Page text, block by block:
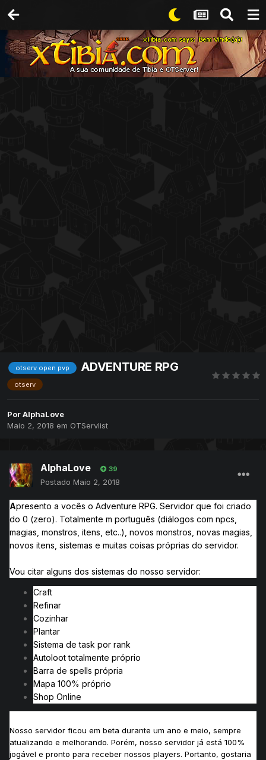
otserv open pvp ADVENTURE RPG
otserv
PorAlphaLove
Maio 2, 2018 em OTServlist
AlphaLove 39
Postado Maio 2, 2018
Apresento a vocês o Adventure RPG. Servidor que foi criado
do 0 (zero). Totalmente m português (diálogos com npcs,
magias, monstros, itens, etc..), novos monstros, novas magias,
novos itens, sistemas e muitas coisas próprias do servidor.
Vou citar alguns dos sistemas do nosso servidor:
Craft
Refinar
Cozinhar
Plantar
Sistema de task por rank
Autoloot totalmente próprio
Barra de spells própria
Mapa 100% próprio
Shop Online
Nosso servidor ficou em beta durante um ano e meio, sempre
atualizando e melhorando. Porém, nosso servidor já está 100%
jogável e pronto para receber nossos players. Portanto, gostaria